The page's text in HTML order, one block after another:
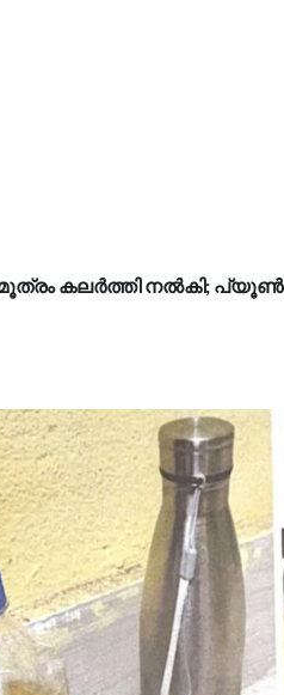
മൂത്രം കലർത്തി നൽകി; പ്യൂൺ